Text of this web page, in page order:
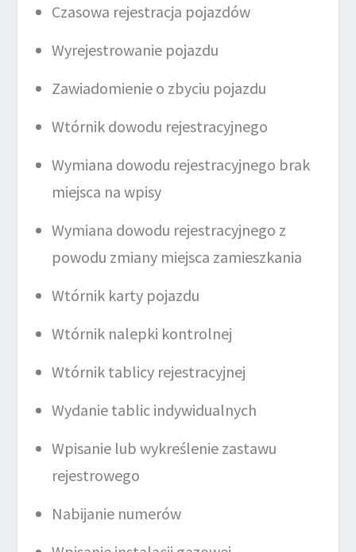
Czasowa rejestracja pojazdów
Wyrejestrowanie pojazdu
Zawiadomienie o zbyciu pojazdu
Wtórnik dowodu rejestracyjnego
Wymiana dowodu rejestracyjnego brak
miejsca na wpisy
Wymiana dowodu rejestracyjnego z
powodu zmiany miejsca zamieszkania
Wtórnik karty pojazdu
Wtórnik nalepki kontrolnej
Wtórnik tablicy rejestracyjnej
Wydanie tablic indywidualnych
Wpisanie lub wykreślenie zastawu
rejestrowego
Nabijanie numerów